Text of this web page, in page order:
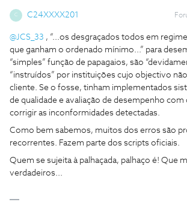
C C24XXXX201
@JCS_33 , “...os desgraçados todos em
que ganham o ordenado mínimo...” para
“simples” função de papagaios, são
“instruídos” por instituições cujo objectivo
cliente. Se o fosse, tinham implementados
de qualidade e avaliação de desempenho
corrigir as inconformidades detectadas.
Como bem sabemos, muitos dos erros são
recorrentes. Fazem parte dos scripts oficiais.
Quem se sujeita à palhaçada, palhaço é! Que
verdadeiros...